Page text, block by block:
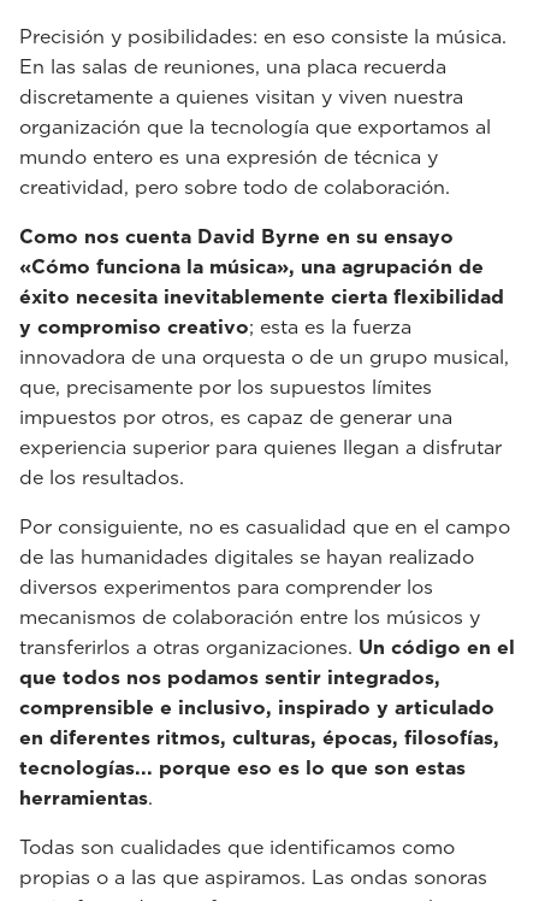
Precisión y posibilidades: en eso consiste la música.
En las salas de reuniones, una placa recuerda
discretamente a quienes visitan y viven nuestra
organización que la tecnología que exportamos al
mundo entero es una expresión de técnica y
creatividad, pero sobre todo de colaboración.
Como nos cuenta David Byrne en su ensayo
«Cómo funciona la música», una agrupación de
éxito necesita inevitablemente cierta flexibilidad
y compromiso creativo; esta es la fuerza
innovadora de una orquesta o de un grupo musical,
que, precisamente por los supuestos límites
impuestos por otros, es capaz de generar una
experiencia superior para quienes llegan a disfrutar
de los resultados.
Por consiguiente, no es casualidad que en el campo
de las humanidades digitales se hayan realizado
diversos experimentos para comprender los
mecanismos de colaboración entre los músicos y
transferirlos a otras organizaciones. Un código en el
que todos nos podamos sentir integrados,
comprensible e inclusivo, inspirado y articulado
en diferentes ritmos, culturas, épocas, filosofías,
tecnologías... porque eso es lo que son estas
herramientas.
Todas son cualidades que identificamos como
propias o a las que aspiramos. Las ondas sonoras